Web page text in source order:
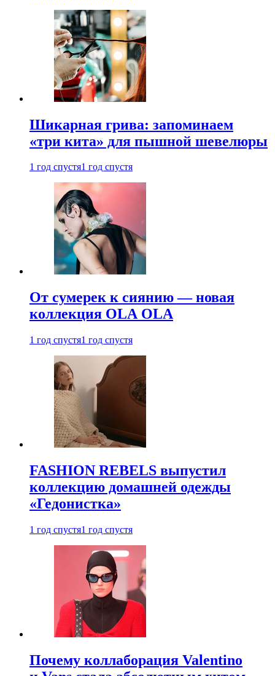
Шикарная грива: запоминаем
«три кита» для пышной шевелюры
1 год спустя1 год спустя
От сумерек к сиянию — новая
коллекция OLA OLA
1 год спустя1 год спустя
FASHION REBELS выпустил
коллекцию домашней одежды
«Гедонистка»
1 год спустя1 год спустя
Почему коллаборация Valentino